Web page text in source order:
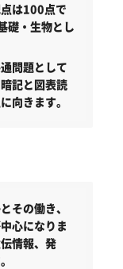
は100点で
礎・生物とし
問題として
記と図表読
向きます。
その働き、
心になりま
情報、発